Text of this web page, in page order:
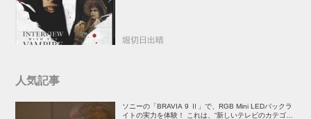
堀切日出晴
人気記事
ソニーの「BRAVIA 9 Ⅱ」で、RGB Mini LEDバックラ
イトの実力を体験！ これは、“新しいテレビのカテゴリ